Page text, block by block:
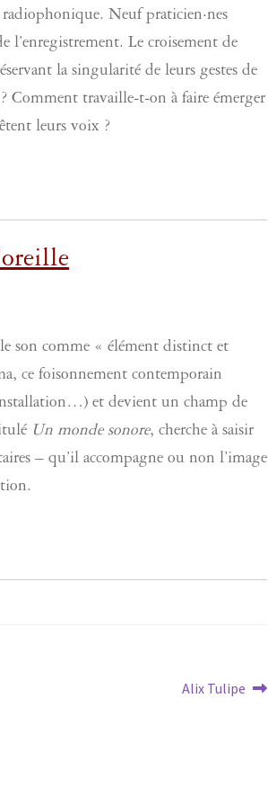
Neuf praticien·nes
l’enregistrement. Le croisement de
la singularité de leurs gestes de
Comment travaille-t-on à faire émerger
leurs voix ?
son comme « élément distinct et
ce foisonnement contemporain
et devient un champ de
Un monde sonore, cherche à saisir
– qu’il accompagne ou non l’image
Article
Alix Tulipe